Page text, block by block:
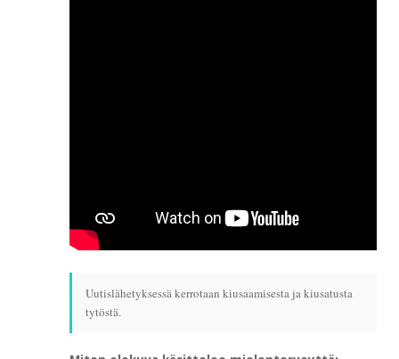
Uutislähetyksessä kerrotaan kiusaamisesta ja kiusatusta
tytöstä.